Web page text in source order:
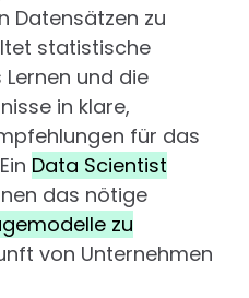
Datensätzen zu
statistische
und die
in klare,
für das
Data Scientist
das nötige
zu
von Unternehmen